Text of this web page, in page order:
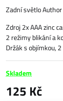
Zadní světlo
Zdroj 2x AAA zinc
2 režimy blikání a
Držák s objímkou,
Skladem
125 Kč